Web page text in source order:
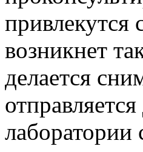
привлекутся
возникнет
делается
лаборатории